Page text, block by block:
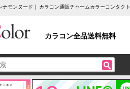
ナモンヌード｜ カラコン通販チャームカラーコンタクト
カラコン全品送料無料